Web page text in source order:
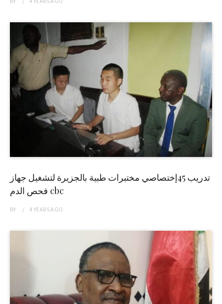
تدريب 45إختصاصي مختبرات طبية بالجزيرة لتشغيل جهاز
فحص الدم cbc
BY 4 YEARSAGO